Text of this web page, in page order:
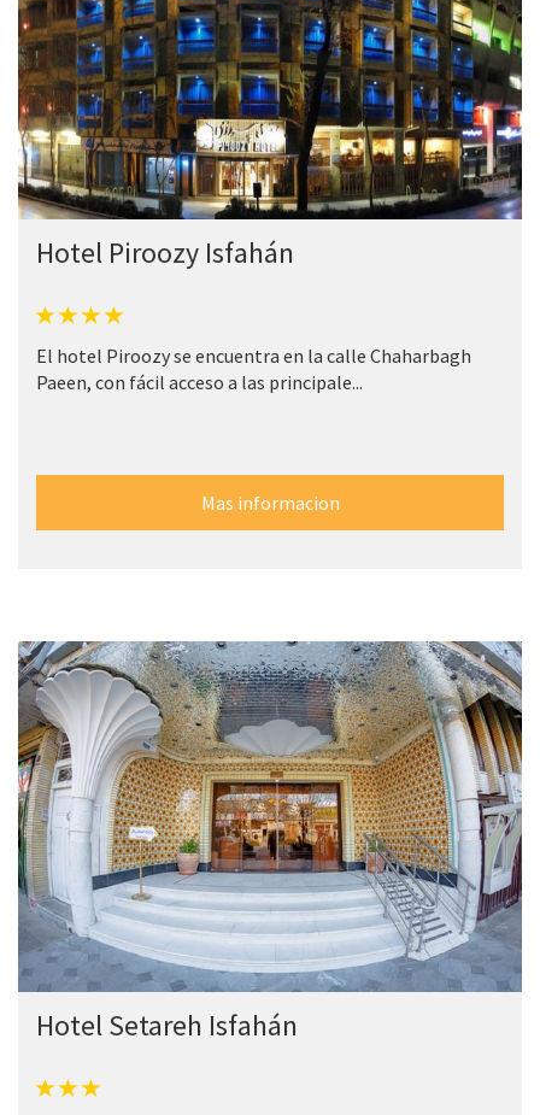
Hotel Piroozy Isfahán
El hotel Piroozy se encuentra en la calle Chaharbagh
Paeen, con fácil acceso a las principale...
Mas informacion
Hotel Setareh Isfahán